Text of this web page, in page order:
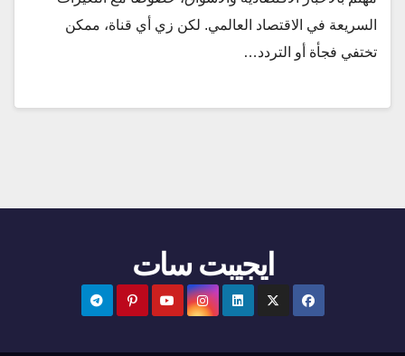
السريعة في الاقتصاد العالمي. لكن زي أي قناة، ممكن
تختفي فجأة أو التردد…
ايجيبت سات